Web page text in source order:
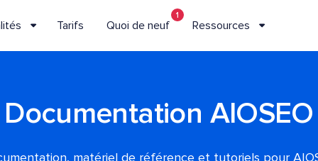
Tarifs Quoi de neuf
1
Ressources
Documentation AIOSEO
matériel de référence et tutoriels pour